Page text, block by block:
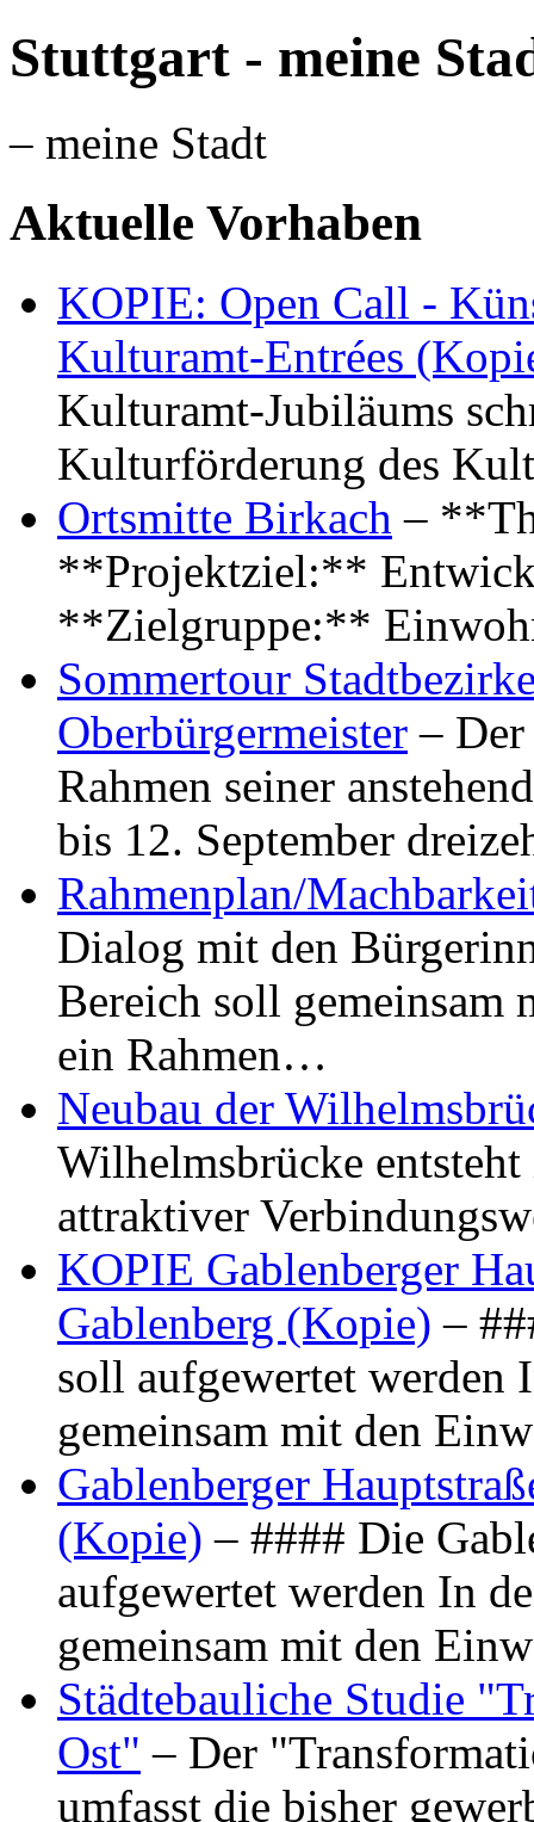
Stuttgart - meine
– meine Stadt
Aktuelle Vorhaben
KOPIE: Open Call -
Kulturamt-Entrées
Kulturamt-Jubiläums
Kulturförderung des
Ortsmitte Birkach –
**Projektziel:**
**Zielgruppe:**
Sommertour
Oberbürgermeister –
Rahmen seiner
bis 12. September
Rahmenplan/
Dialog mit den
Bereich soll gemeinsam
ein Rahmen…
Neubau der
Wilhelmsbrücke
attraktiver
KOPIE Gablenberger
Gablenberg (Kopie) –
soll aufgewertet werden
gemeinsam mit den
Gablenberger
(Kopie) – #### Die
aufgewertet werden In
gemeinsam mit den
Städtebauliche Studie
Ost" – Der
umfasst die bisher